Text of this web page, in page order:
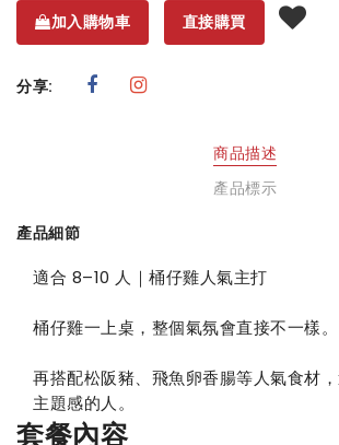
加入購物車 直接購買
分享:
商品描述
產品標示
產品細節
適合 8–10 人｜桶仔雞人氣主打
桶仔雞一上桌，整個氣氛會直接不一樣。
再搭配松阪豬、飛魚卵香腸等人氣食材
主題感的人。
套餐內容